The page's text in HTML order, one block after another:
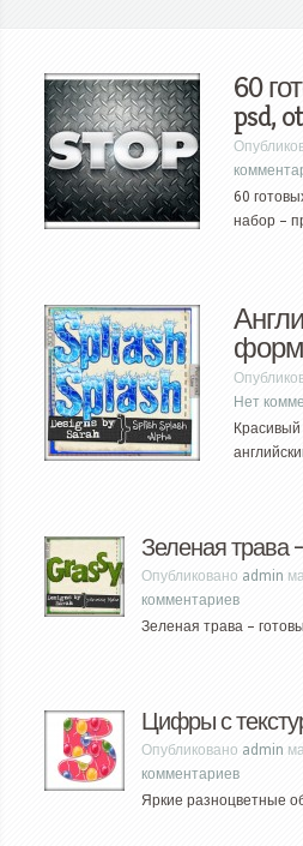
60
psd,
60
набор –
Нет
Зеленая трава
Опубликовано admin
комментариев
Зеленая трава –
Цифры с
Опубликовано admin
комментариев
Яркие разноцветные